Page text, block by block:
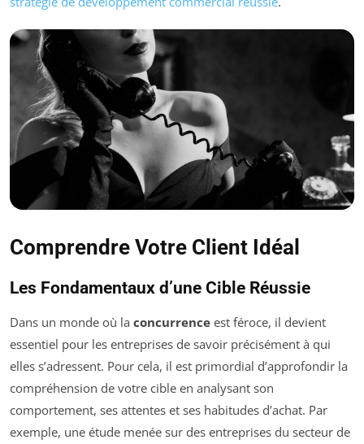
Comprendre Votre Client Idéal
Les Fondamentaux d’une Cible Réussie
Dans un monde où la concurrence est féroce, il devient
essentiel pour les entreprises de savoir précisément à qui
elles s’adressent. Pour cela, il est primordial d’approfondir la
compréhension de votre cible en analysant son
comportement, ses attentes et ses habitudes d’achat. Par
exemple, une étude menée sur des entreprises du secteur de